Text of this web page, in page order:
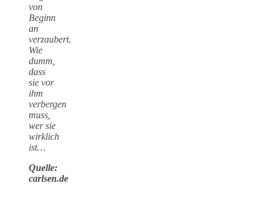
von
Beginn
an
verzaubert.
Wie
dumm,
dass
sie vor
ihm
verbergen
muss,
wer sie
wirklich
ist…
Quelle:
carlsen.de